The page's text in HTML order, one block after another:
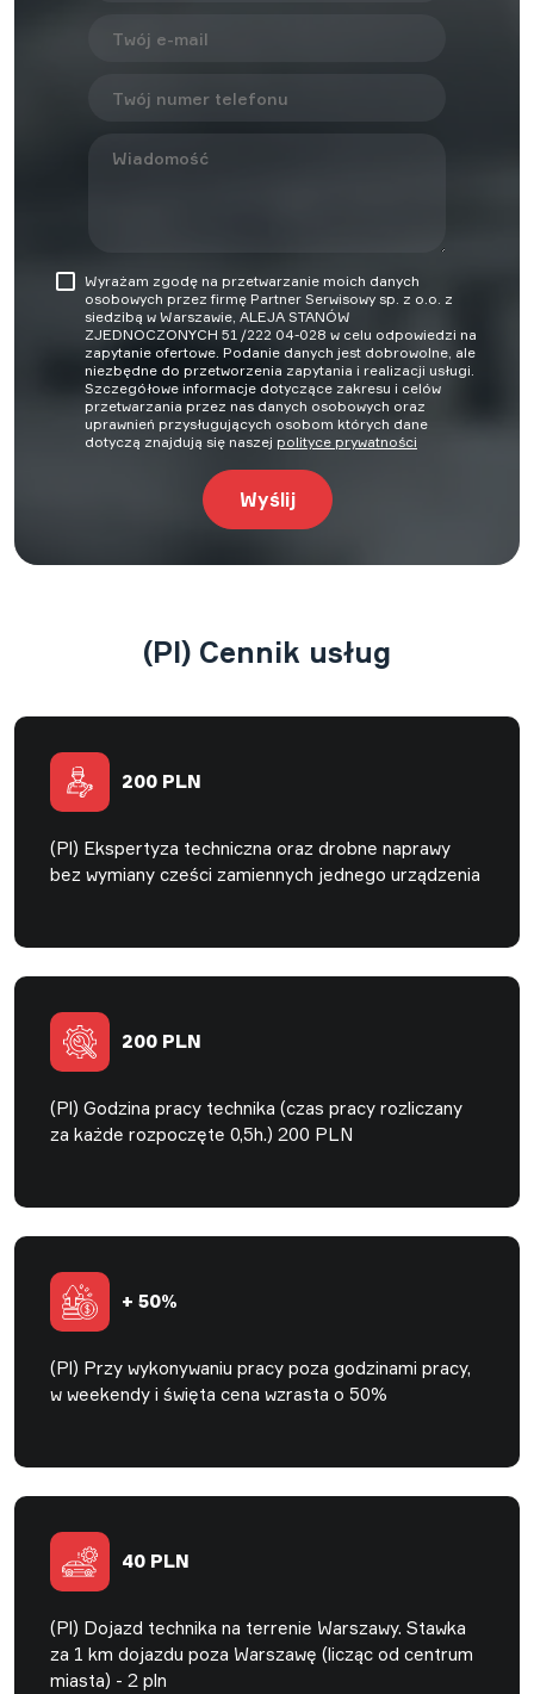
Wyrażam zgodę na przetwarzanie moich danych
osobowych przez firmę Partner Serwisowy sp. z o.o. z
siedzibą w Warszawie, ALEJA STANÓW
ZJEDNOCZONYCH 51 /222 04-028 w celu odpowiedzi na
zapytanie ofertowe. Podanie danych jest dobrowolne, ale
niezbędne do przetworzenia zapytania i realizacji usługi.
Szczegółowe informacje dotyczące zakresu i celów
przetwarzania przez nas danych osobowych oraz
uprawnień przysługujących osobom których dane
dotyczą znajdują się naszej polityce prywatności
(Pl) Cennik usług
200 PLN
(Pl) Ekspertyza techniczna oraz drobne naprawy
bez wymiany cześci zamiennych jednego urządzenia
200 PLN
(Pl) Godzina pracy technika (czas pracy rozliczany
za każde rozpoczęte 0,5h.) 200 PLN
+ 50%
(Pl) Przy wykonywaniu pracy poza godzinami pracy,
w weekendy i święta cena wzrasta o 50%
40 PLN
(Pl) Dojazd technika na terrenie Warszawy. Stawka
za 1 km dojazdu poza Warszawę (licząc od centrum
miasta) - 2 pln